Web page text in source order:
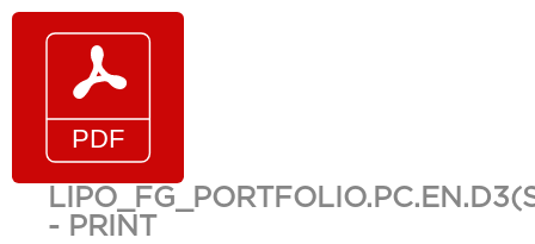
- PRINT